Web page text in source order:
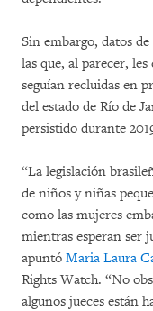
Sin embargo, datos
las que, al parecer,
seguían recluidas en
del estado de Río de
persistido durante
“La legislación
de niños y niñas
como las mujeres
mientras esperan ser
apuntó Maria Laura
Rights Watch. “No
algunos jueces están